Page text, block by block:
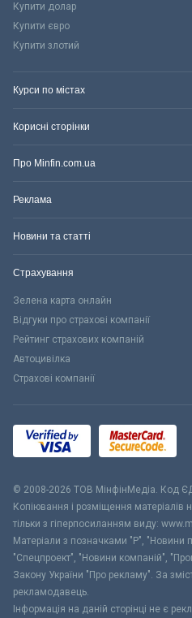
Купити долар
Купити євро
Купити злотий
Курси по містах
Корисні сторінки
Про Minfin.com.ua
Реклама
Новини та статті
Страхування
Зелена карта онлайн
Відгуки про страхові компанії
Рейтинг страхових компаній
Автоцивілка
Страхові компанії
© 2008-2026 ТОВ МiнфiнМедiа. Код
Копіювання і розміщення матеріалів
тільки з гіперпосиланням виду:
Матеріали з позначками "Р", "Новини
"Спецпроект", "Новини компаній",
Закону України "Про рекламу". За
рекламодавець.
Інформація на даній сторінці не є